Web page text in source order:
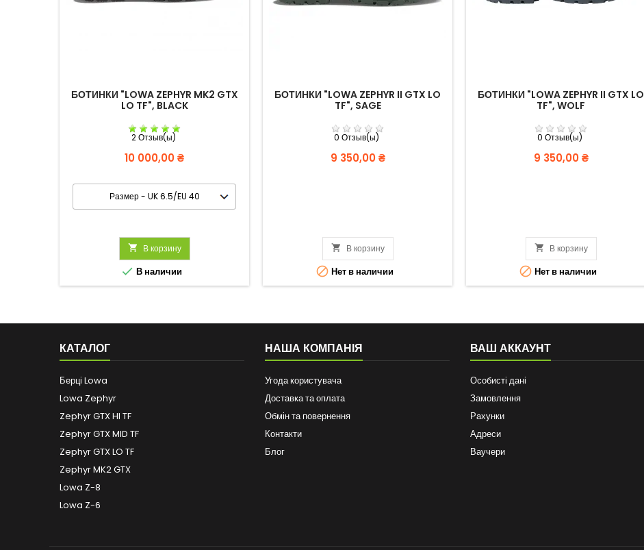
БОТИНКИ "LOWA ZEPHYR MK2 GTX
LO TF", BLACK
2 Отзыв(ы)
Цена
10 000,00 ₴
 В корзину
 В наличии
БОТИНКИ "LOWA ZEPHYR II GTX LO
TF", SAGE
0 Отзыв(ы)
Цена
9 350,00 ₴
 В корзину
 Нет в наличии
БОТИНКИ "LOWA ZEPHYR II GTX LO
TF", WOLF
0 Отзыв(ы)
Цена
9 350,00 ₴
 В корзину
 Нет в наличии
КАТАЛОГ
Берці Lowa
Lowa Zephyr
Zephyr GTX HI TF
Zephyr GTX MID TF
Zephyr GTX LO TF
Zephyr MK2 GTX
Lowa Z-8
Lowa Z-6
НАША КОМПАНІЯ
Угода користувача
Доставка та оплата
Обмін та повернення
Контакти
Блог
ВАШ АККАУНТ
Особисті дані
Замовлення
Рахунки
Адреси
Ваучери